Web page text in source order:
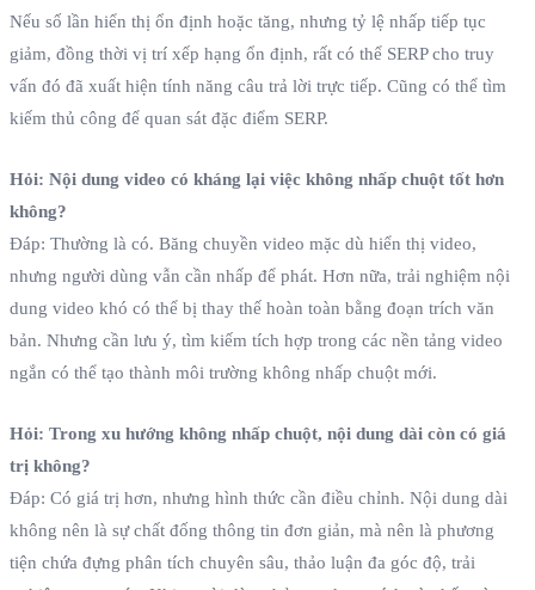
Nếu số lần hiển thị ổn định hoặc tăng, nhưng tỷ lệ nhấp tiếp tục
giảm, đồng thời vị trí xếp hạng ổn định, rất có thể SERP cho truy
vấn đó đã xuất hiện tính năng câu trả lời trực tiếp. Cũng có thể tìm
kiếm thủ công để quan sát đặc điểm SERP.
Hỏi: Nội dung video có kháng lại việc không nhấp chuột tốt hơn
không?
Đáp: Thường là có. Băng chuyền video mặc dù hiển thị video,
nhưng người dùng vẫn cần nhấp để phát. Hơn nữa, trải nghiệm nội
dung video khó có thể bị thay thế hoàn toàn bằng đoạn trích văn
bản. Nhưng cần lưu ý, tìm kiếm tích hợp trong các nền tảng video
ngắn có thể tạo thành môi trường không nhấp chuột mới.
Hỏi: Trong xu hướng không nhấp chuột, nội dung dài còn có giá
trị không?
Đáp: Có giá trị hơn, nhưng hình thức cần điều chỉnh. Nội dung dài
không nên là sự chất đống thông tin đơn giản, mà nên là phương
tiện chứa đựng phân tích chuyên sâu, thảo luận đa góc độ, trải